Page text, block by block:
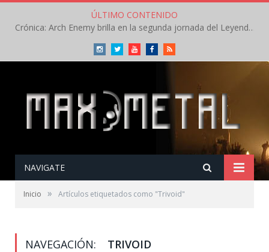
ÚLTIMO CONTENIDO
Crónica: Arch Enemy brilla en la segunda jornada del Leyendas del Rock – Jueves – Agosto 2026
InstagramTwitterYoutubeFacebookRSS
NAVIGATE
Inicio » Artículos etiquetados como "Trivoid"
NAVEGACIÓN: TRIVOID